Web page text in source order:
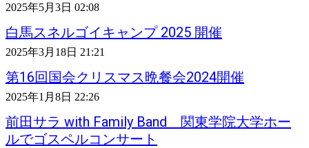
2025年5月3日 02:08
白馬スネルゴイキャンプ 2025 開催
2025年3月18日 21:21
第16回国会クリスマス晩餐会2024開催
2025年1月8日 22:26
前田サラ with Family Band 関東学院大学ホー
ルでゴスペルコンサート